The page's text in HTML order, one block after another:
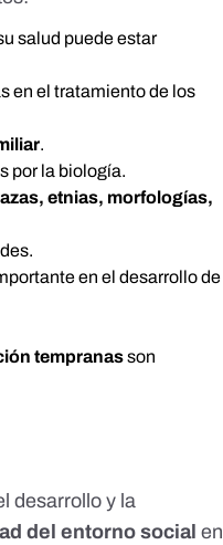
salud puede estar
en el tratamiento de los
.
por la biología.
etnias, morfologías,
en el desarrollo de
tempranasson
desarrollo y la
del entorno social en